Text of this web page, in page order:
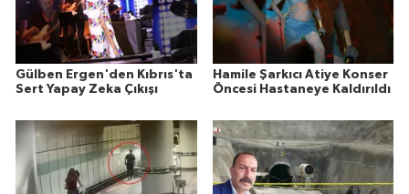
Gülben Ergen'den Kıbrıs'ta
Sert Yapay Zeka Çıkışı
Hamile Şarkıcı Atiye Konser
Öncesi Hastaneye Kaldırıldı